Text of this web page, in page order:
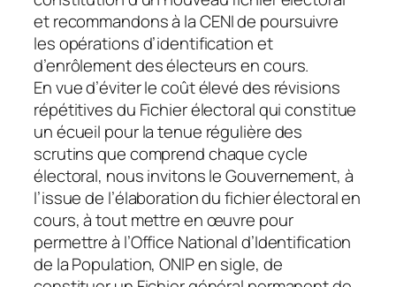
et recommandons à la CENI de poursuivre
les opérations d’identification et
d’enrôlement des électeurs en cours.
En vue d’éviter le coût élevé des révisions
répétitives du Fichier électoral qui constitue
un écueil pour la tenue régulière des
scrutins que comprend chaque cycle
électoral, nous invitons le Gouvernement, à
l’issue de l’élaboration du fichier électoral en
cours, à tout mettre en œuvre pour
permettre à l’Office National d’Identification
de la Population, ONIP en sigle, de